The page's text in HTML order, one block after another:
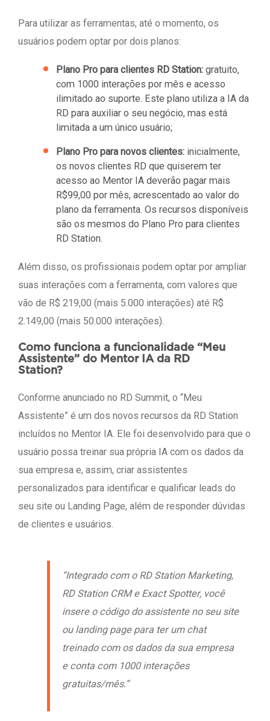
Para utilizar as ferramentas, até o momento, os
usuários podem optar por dois planos:
Plano Pro para clientes RD Station: gratuito,
com 1000 interações por mês e acesso
ilimitado ao suporte. Este plano utiliza a IA da
RD para auxiliar o seu negócio, mas está
limitada a um único usuário;
Plano Pro para novos clientes: inicialmente,
os novos clientes RD que quiserem ter
acesso ao Mentor IA deverão pagar mais
R$99,00 por mês, acrescentado ao valor do
plano da ferramenta. Os recursos disponíveis
são os mesmos do Plano Pro para clientes
RD Station.
Além disso, os profissionais podem optar por ampliar
suas interações com a ferramenta, com valores que
vão de R$ 219,00 (mais 5.000 interações) até R$
2.149,00 (mais 50.000 interações).
Como funciona a funcionalidade “Meu
Assistente” do Mentor IA da RD
Station?
Conforme anunciado no RD Summit, o “Meu
Assistente” é um dos novos recursos da RD Station
incluídos no Mentor IA. Ele foi desenvolvido para que o
usuário possa treinar sua própria IA com os dados da
sua empresa e, assim, criar assistentes
personalizados para identificar e qualificar leads do
seu site ou Landing Page, além de responder dúvidas
de clientes e usuários.
“Integrado com o RD Station Marketing,
RD Station CRM e Exact Spotter, você
insere o código do assistente no seu site
ou landing page para ter um chat
treinado com os dados da sua empresa
e conta com 1000 interações
gratuitas/mês.”